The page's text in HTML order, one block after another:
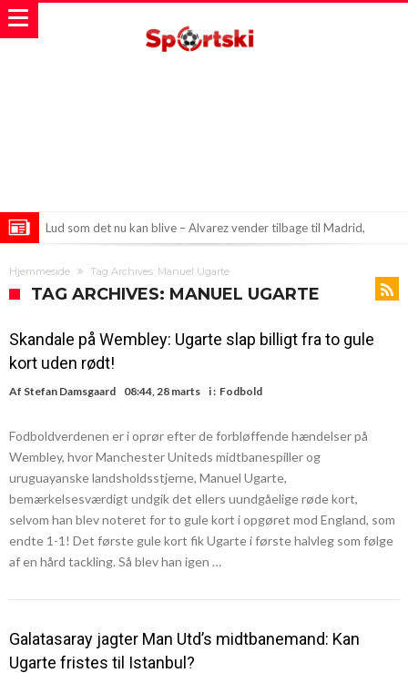
Lud som det nu kan blive – Alvarez vender tilbage til Madrid,
Millioner Blive Brugt?
Depay på vej mod vilde forhandlinger i Brasilien
Hjemmeside Tag Archives: Manuel Ugarte
TAG ARCHIVES: MANUEL UGARTE
Skandale på Wembley: Ugarte slap billigt fra to gule
kort uden rødt!
Af Stefan Damsgaard 08:44, 28 marts i : Fodbold
Fodboldverdenen er i oprør efter de forbløffende hændelser på
Wembley, hvor Manchester Uniteds midtbanespiller og
uruguayanske landsholdsstjerne, Manuel Ugarte,
bemærkelsesværdigt undgik det ellers uundgåelige røde kort,
selvom han blev noteret for to gule kort i opgøret mod England, som
endte 1-1! Det første gule kort fik Ugarte i første halvleg som følge
af en hård tackling. Så blev han igen …
Galatasaray jagter Man Utd’s midtbanemand: Kan
Ugarte fristes til Istanbul?